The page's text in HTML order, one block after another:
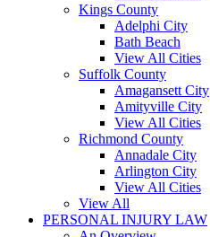
Kings County
Adelphi City
Bath Beach
View All Cities
Suffolk County
Amagansett City
Amityville City
View All Cities
Richmond County
Annadale City
Arlington City
View All Cities
View All
PERSONAL INJURY LAW